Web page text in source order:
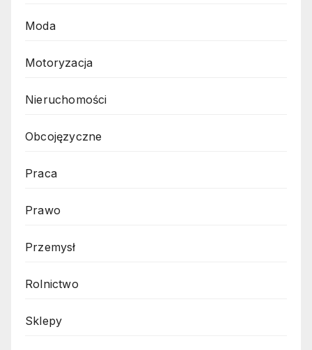
Moda
Motoryzacja
Nieruchomości
Obcojęzyczne
Praca
Prawo
Przemysł
Rolnictwo
Sklepy